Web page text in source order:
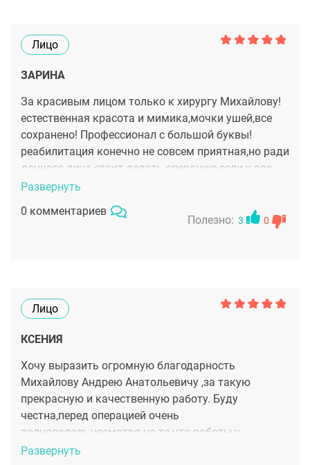
Лицо
ЗАРИНА
За красивым лицом только к хирургу Михайлову!
естественная красота и мимика,мочки ушей,все
сохранено! Профессионал с большой буквы!
реабилитация конечно не совсем приятная,но ради
данного лица стоит делать операцию,если у вас
есть показания !Андрей Анатольевич вы создатель
Развернуть
0 комментариев
Полезно: 3 0
Лицо
КСЕНИЯ
Хочу выразить огромную благодарность
Михайлову Андрею Анатольевичу ,за такую
прекрасную и качественную работу. Буду
честна,перед операцией очень
волновалась,несмотря на то,что работы у
Михайлова шикарные. Но операция и
Развернуть